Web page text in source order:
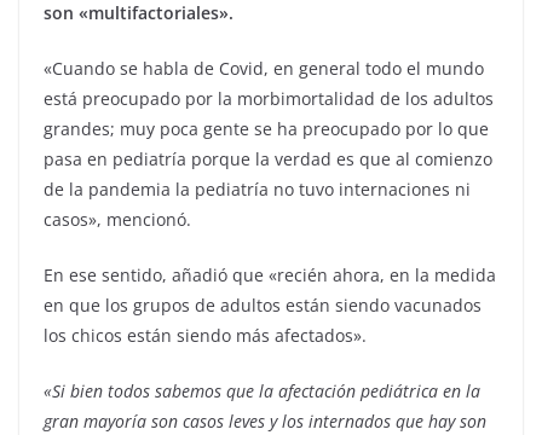
son «multifactoriales».
«Cuando se habla de Covid, en general todo el mundo
está preocupado por la morbimortalidad de los adultos
grandes; muy poca gente se ha preocupado por lo que
pasa en pediatría porque la verdad es que al comienzo
de la pandemia la pediatría no tuvo internaciones ni
casos», mencionó.
En ese sentido, añadió que «recién ahora, en la medida
en que los grupos de adultos están siendo vacunados
los chicos están siendo más afectados».
«Si bien todos sabemos que la afectación pediátrica en la
gran mayoría son casos leves y los internados que hay son